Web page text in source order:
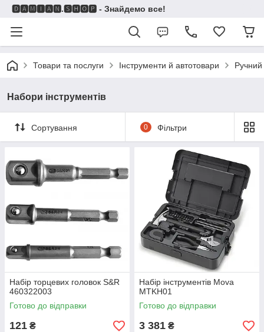
🅳🅰🅼🅸🅰🅽.🆂🅷🅾🅿 - Знайдемо все!
Товари та послуги Інструменти й автотовари Ручний
Набори інструментів
Сортування 0 Фільтри
Набір торцевих головок S&R
460322003
Готово до відправки
121 ₴
Набір інструментів Mova
MTKH01
Готово до відправки
3 381 ₴